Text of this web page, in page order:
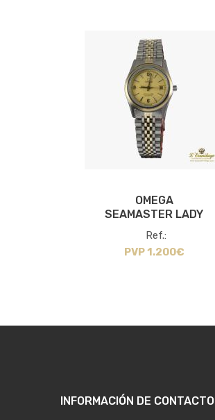
OMEGA
SEAMASTER LADY
Ref.:
PVP 1.200€
INFORMACIÓN DE CONTACTO